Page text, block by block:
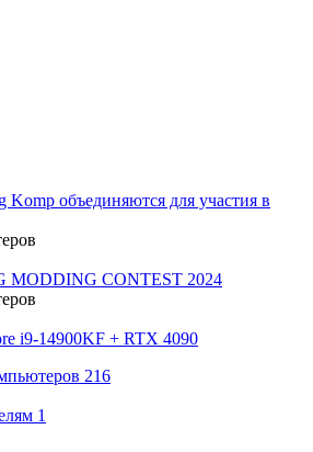
Komp объединяются для участия в
MODDING CONTEST 2024
i9-14900KF + RTX 4090
216
1